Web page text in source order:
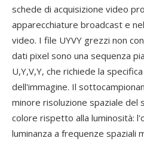
schede di acquisizione video
apparecchiature broadcast e
video. I file UYVY grezzi non
dati pixel sono una sequenza
U,Y,V,Y, che richiede la
dell'immagine. Il
minore risoluzione spaziale del
colore rispetto alla luminosità:
luminanza a frequenze spaziali